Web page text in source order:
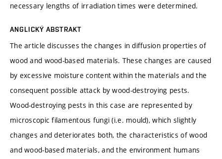
necessary lengths of irradiation times were determined.
ANGLICKÝ ABSTRAKT
The article discusses the changes in diffusion properties of
wood and wood-based materials. These changes are caused
by excessive moisture content within the materials and the
consequent possible attack by wood-destroying pests.
Wood-destroying pests in this case are represented by
microscopic filamentous fungi (i.e. mould), which slightly
changes and deteriorates both, the characteristics of wood
and wood-based materials, and the environment humans